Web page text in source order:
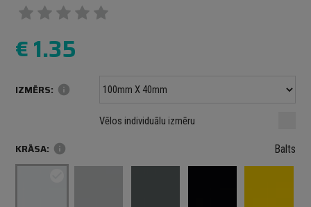
€1.35
IZMĒRS: info
mm mm
Maksimālais izmērs: 1000 mm
Vēlos individuālu izmēru
KRĀSA: info Balts